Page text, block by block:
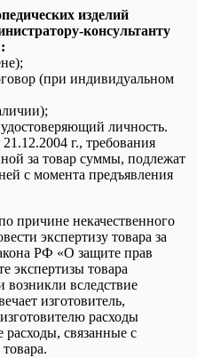
изделий
консультанту
(при индивидуальном
личность.
г., требования
за товар суммы, подлежат
с момента предъявления
причине некачественного
экспертизу товара за
РФ «О защите прав
экспертизы товара
возникли вследствие
изготовитель,
расходы
расходы, связанные с